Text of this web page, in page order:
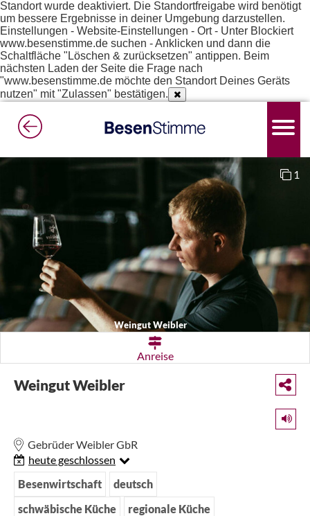
Standort wurde deaktiviert. Die Standortfreigabe wird benötigt
um bessere Ergebnisse in deiner Umgebung darzustellen.
Einstellungen - Website-Einstellungen - Ort - Unter Blockiert
www.besenstimme.de suchen - Anklicken und dann die
Schaltfläche "Löschen & zurücksetzen" antippen. Beim
nächsten Laden der Seite die Frage nach
"www.besenstimme.de möchte den Standort Deines Geräts
nutzen" mit "Zulassen" bestätigen.
Weingut Weibler
1
Anreise
Weingut Weibler
Gebrüder Weibler GbR
heute geschlossen
Besenwirtschaft
deutsch
schwäbische Küche
regionale Küche